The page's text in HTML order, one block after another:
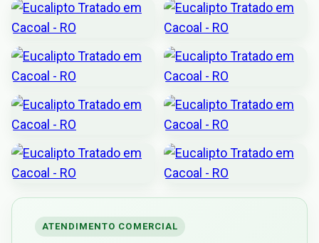
ATENDIMENTO COMERCIAL